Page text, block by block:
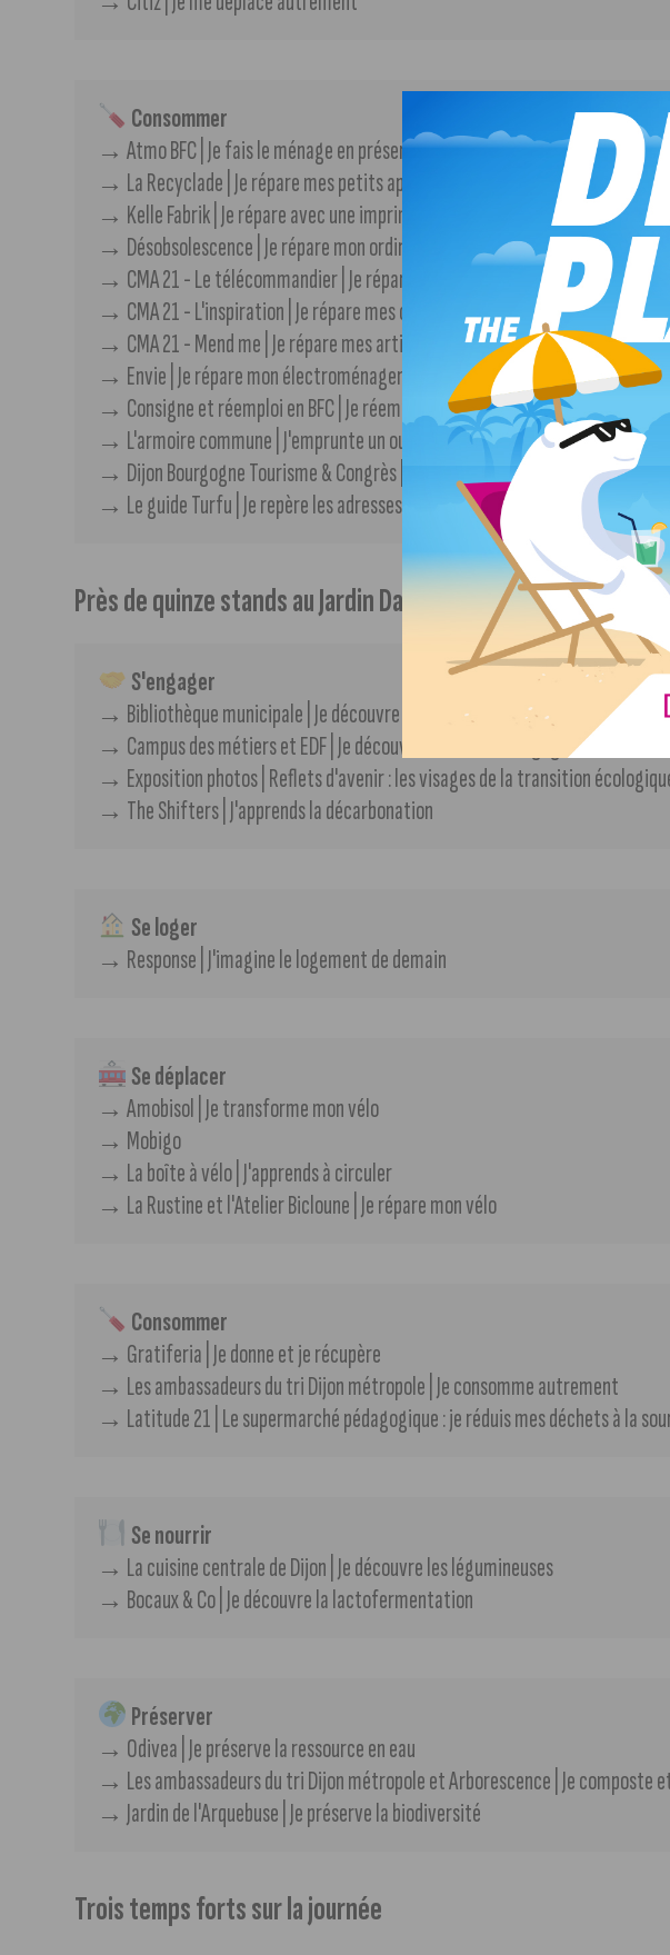
Consommer
→​​ Atmo BFC | Je fais le ménage en préservant l'environnement et ma santé
​​​→ La Recyclade | Je répare mes petits appareils électriques
→​ Kelle Fabrik | Je répare avec une imprimante 3D
→​ Désobsolescence | Je répare mon ordinateur
→​ CMA 21 - Le télécommandier | Je répare mes télécommandes
→​ CMA 21 - L'inspiration | Je répare mes chaises et fauteuils
→​ CMA 21 - Mend me | Je répare mes articles de mode
→​ Envie | Je répare mon électroménager
→​ Consigne et réemploi en BFC | Je réemploie mes emballages en verre
→​ L'armoire commune | J'emprunte un outil
→​ Dijon Bourgogne Tourisme & Congrès | Je visite en mode éco-responsable
→​ Le guide Turfu | Je repère les adresses engagées
Près de quinze stands au Jardin Darcy
S'engager
→​​​ Bibliothèque municipale | Je découvre les ressources de la bibliothèque
→​ Campus des métiers et EDF | Je découvre les métiers engagés
→​ Exposition photos | Reflets d'avenir : les visages de la transition
→​ The Shifters | J'apprends la décarbonation
Se loger
→​ Response | J'imagine le logement de demain
Se déplacer
→ Amobisol | Je transforme mon vélo
→​​​ Mobigo
→​​ La boîte à vélo | J'apprends à circuler
→​​​ La Rustine et l'Atelier Bicloune | Je répare mon vélo
Consommer
→​​ Gratiferia | Je donne et je récupère
→​​​ Les ambassadeurs du tri Dijon métropole | Je consomme autrement
→​ Latitude 21 | Le supermarché pédagogique : je réduis mes déchets à la
Se nourrir
​​→ La cuisine centrale de Dijon | Je découvre les légumineuses
→​​​ Bocaux & Co | Je découvre la lactofermentation
Préserver
→​​​ Odivea | Je préserve la ressource en eau
​​→​ Les ambassadeurs du tri Dijon métropole et Arborescence | Je composte
→​ Jardin de l'Arquebuse | Je préserve la biodiversité
Trois temps forts sur la journée